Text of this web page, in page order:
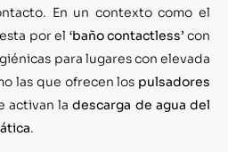
En un contexto como el
por el ‘baño contactless’ con
para lugares con elevada
las que ofrecen los pulsadores
activan ladescarga de agua del
.